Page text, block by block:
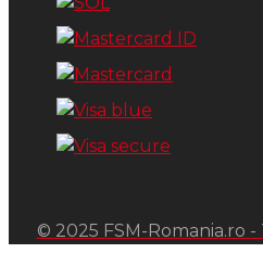
© 2025 FSM-Romania.ro